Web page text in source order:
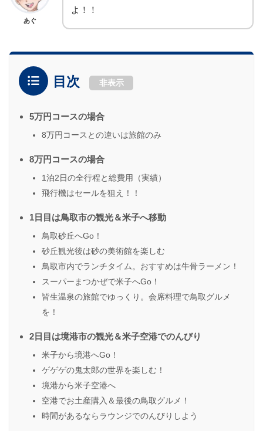
あぐ
よ！！
目次 非表示
5万円コースの場合
8万円コースとの違いは旅館のみ
8万円コースの場合
1泊2日の全行程と総費用（実績）
飛行機はセールを狙え！！
1日目は鳥取市の観光＆米子へ移動
鳥取砂丘へGo！
砂丘観光後は砂の美術館を楽しむ
鳥取市内でランチタイム。おすすめは牛骨ラーメン！
スーパーまつかぜで米子へGo！
皆生温泉の旅館でゆっくり。会席料理で鳥取グルメ
を！
2日目は境港市の観光＆米子空港でのんびり
米子から境港へGo！
ゲゲゲの鬼太郎の世界を楽しむ！
境港から米子空港へ
空港でお土産購入＆最後の鳥取グルメ！
時間があるならラウンジでのんびりしよう